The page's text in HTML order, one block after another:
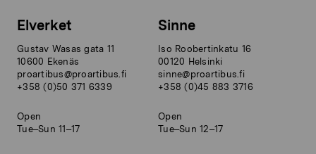
Elverket
Gustav Wasas gata 11
10600 Ekenäs
proartibus@proartibus.fi
+358 (0)50 371 6339
Open
Tue–Sun 11–17
Sinne
Iso Roobertinkatu 16
00120 Helsinki
sinne@proartibus.fi
+358 (0)45 883 3716
Open
Tue–Sun 12–17